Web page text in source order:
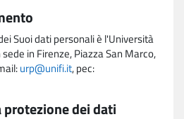
Suoi dati personali è l'Università
in Firenze, Piazza San Marco,
urp@unifi.it, pec:
protezione dei dati